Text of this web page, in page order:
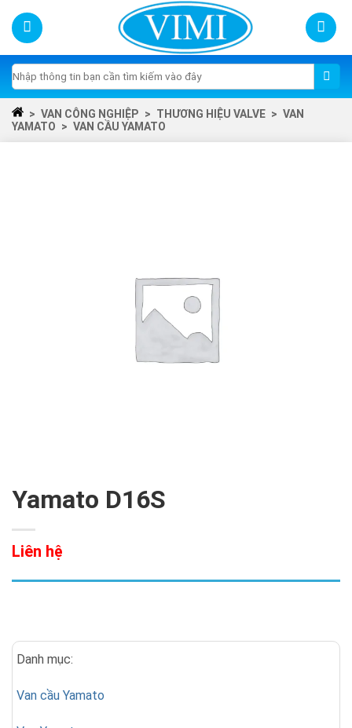
Skip
content
Tìm
kiếm:
> VAN CÔNG NGHIỆP > THƯƠNG HIỆU VALVE > VAN
YAMATO > VAN CẦU YAMATO
Yamato D16S
Liên hệ
Danh mục:
Van cầu Yamato